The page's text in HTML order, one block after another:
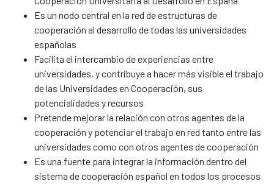
Es un nodo central en la red de estructuras de
cooperación al desarrollo de todas las universidades
españolas
Facilita el intercambio de experiencias entre
universidades, y contribuye a hacer más visible el trabajo
de las Universidades en Cooperación, sus
potencialidades y recursos
Pretende mejorar la relación con otros agentes de la
cooperación y potenciar el trabajo en red tanto entre las
universidades como con otros agentes de cooperación
Es una fuente para integrar la información dentro del
sistema de cooperación español en todos los procesos